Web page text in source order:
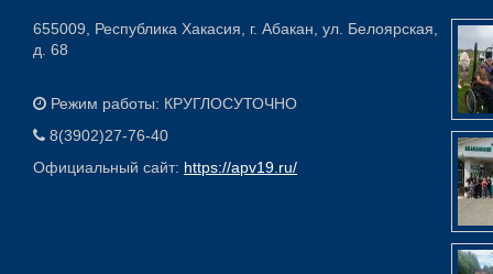
655009, Республика Хакасия, г. Абакан, ул. Белоярская,
д. 68
Режим работы: КРУГЛОСУТОЧНО
8(3902)27-76-40
Официальный сайт: https://apv19.ru/